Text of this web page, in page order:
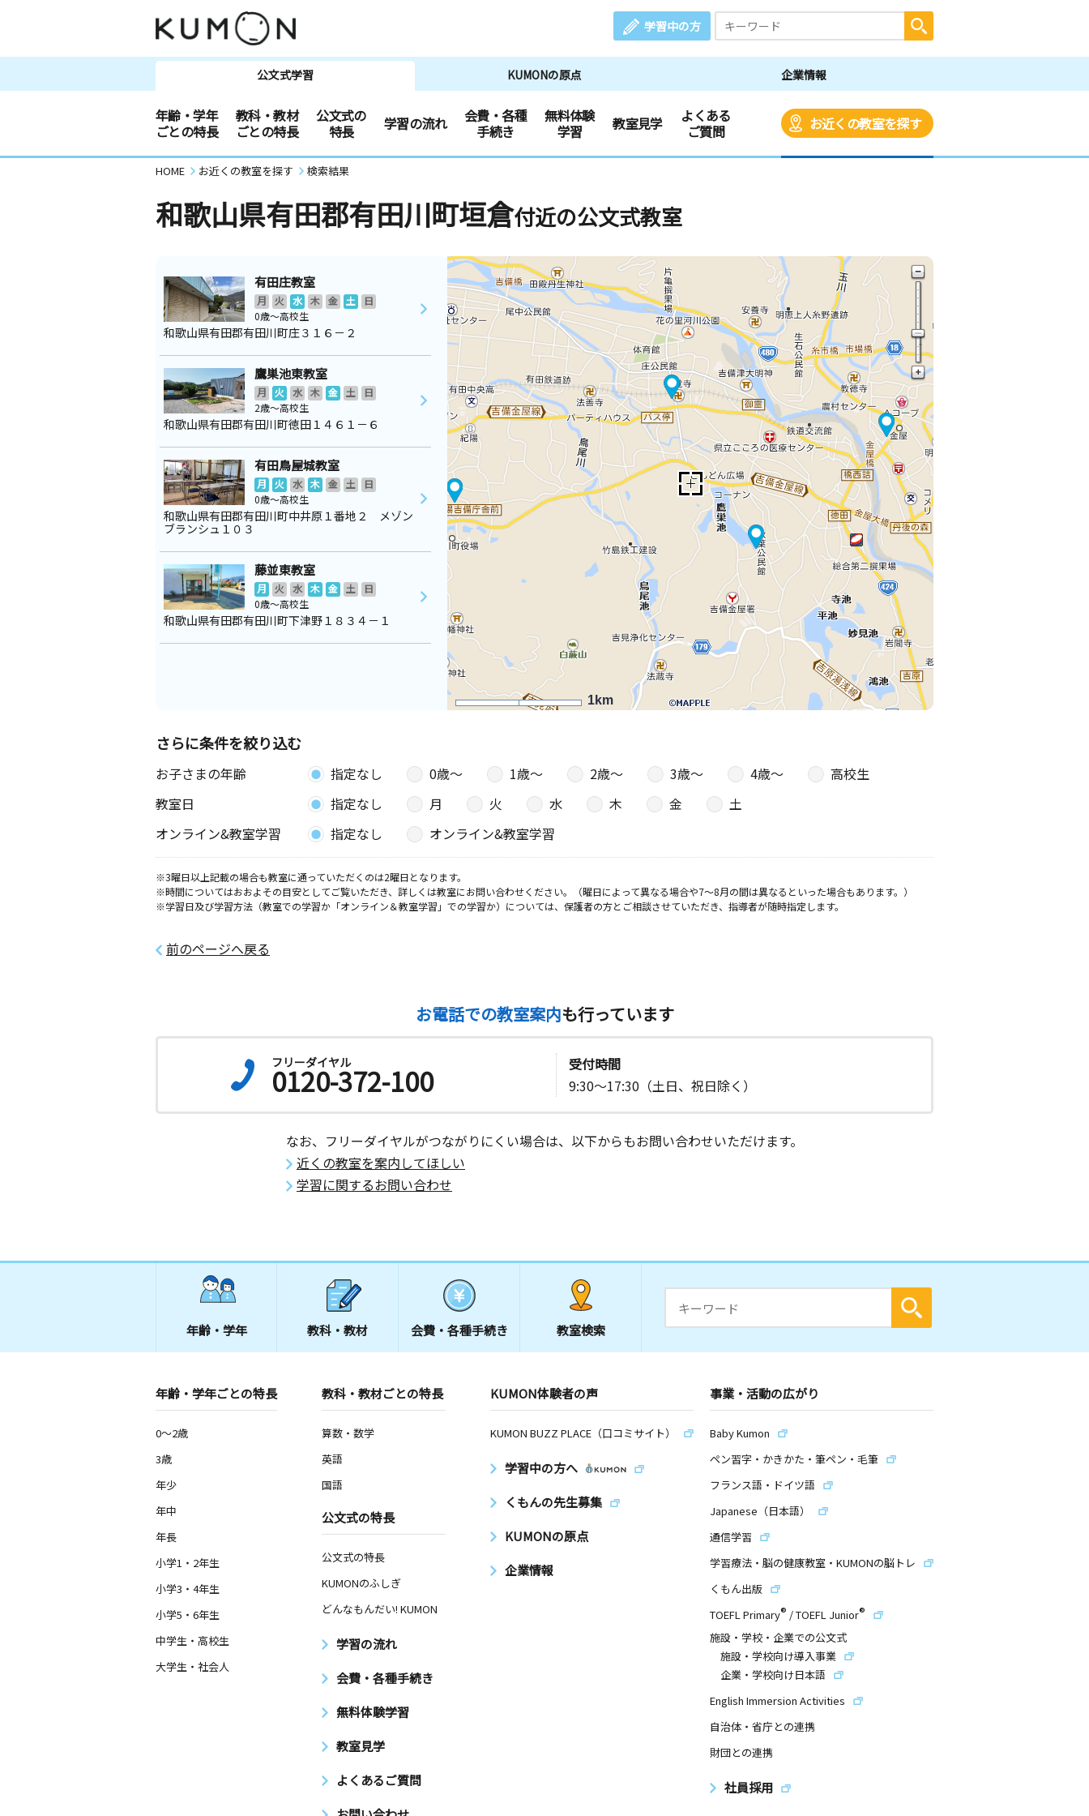
学習中の方
公文式学習 KUMONの原点 企業情報
年齢・学年
ごとの特長
教科・教材
ごとの特長
公文式の
特長
学習の流れ
会費・各種
手続き
無料体験
学習
教室見学
よくある
ご質問
お近くの教室を探す
HOME お近くの教室を探す 検索結果
和歌山県有田郡有田川町垣倉付近の公文式教室
1km
有田庄教室
月 火 水 木 金 土
日
0歳～高校生
和歌山県有田郡有田川町庄３１６－２
鷹巣池東教室
月 火 水 木 金 土
日
2歳～高校生
和歌山県有田郡有田川町徳田１４６１－６
有田鳥屋城教室
月 火 水 木 金 土
日
0歳～高校生
和歌山県有田郡有田川町中井原１番地２ メゾン
ブランシュ１０３
藤並東教室
月 火 水 木 金 土
日
0歳～高校生
和歌山県有田郡有田川町下津野１８３４－１
さらに条件を絞り込む
お子さまの年齢 指定なし 0歳〜 1歳〜 2歳〜 3歳〜 4歳〜
高校生
教室日
指定なし 月 火 水 木 金
土
オンライン&教室学習
指定なし オンライン&教室学習
※3曜日以上記載の場合も教室に通っていただくのは2曜日となります。
※時間についてはおおよその目安としてご覧いただき、詳しくは教室にお問い合わせください。（曜日によって異なる場合や7～8月の間は異なるといった場合もあります。）
※学習日及び学習方法（教室での学習か「オンライン＆教室学習」での学習か）については、保護者の方とご相談させていただき、指導者が随時指定します。
前のページへ戻る
お電話での教室案内も行っています
フリーダイヤル
0120-372-100
受付時間
9:30～17:30（土日、祝日除く）
なお、フリーダイヤルがつながりにくい場合は、以下からもお問い合わせいただけます。
近くの教室を案内してほしい
学習に関するお問い合わせ
年齢・学年 教科・教材 会費・ 各種手続き 教室検索
年齢・学年ごとの特長
0～2歳
3歳
年少
年中
年長
小学1・2年生
小学3・4年生
小学5・6年生
中学生・高校生
大学生・社会人
教科・教材ごとの特長
算数・数学
英語
国語
公文式の特長
公文式の特長
KUMONのふしぎ
どんなもんだい! KUMON
学習の流れ
会費・各種手続き
無料体験学習
教室見学
よくあるご質問
KUMON体験者の声
KUMON BUZZ PLACE（口コミサイト）
学習中の方へ
くもんの先生募集
KUMONの原点
企業情報
事業・活動の広がり
Baby Kumon
ペン習字・かきかた・筆ペン・毛筆
フランス語・ドイツ語
Japanese（日本語）
通信学習
学習療法・脳の健康教室・KUMONの脳トレ
くもん出版
TOEFL Primary® /TOEFL Junior®
施設・学校・企業での公文式
施設・学校向け導入事業
企業・学校向け日本語
English Immersion Activities
自治体・省庁との連携
財団との連携
社員採用